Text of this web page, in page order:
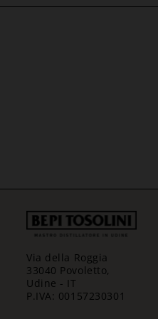
Via della Roggia
33040 Povoletto,
Udine - IT
P.IVA: 00157230301